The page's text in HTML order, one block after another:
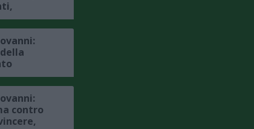
conta
sfruttato
subito
contro